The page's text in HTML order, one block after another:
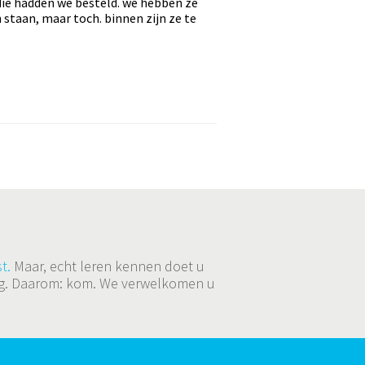
maar toch. binnen zijn ze te
Maar, echt leren kennen doet u
Daarom: kom. We verwelkomen u